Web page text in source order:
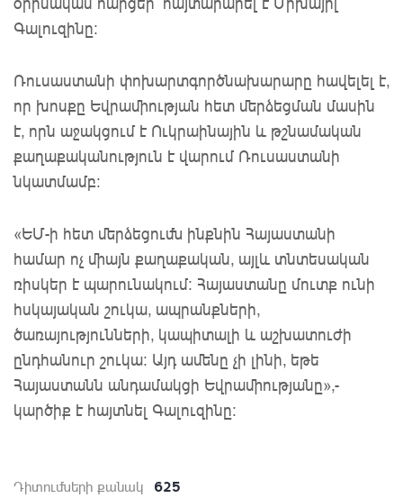
Գալուզինը:
Ռուսաստանի փոխարտգործնախարարը հավելել է,
որ խոսքը Եվրամիության հետ մերձեցման մասին
է, որն աջակցում է Ուկրաինային և թշնամական
քաղաքականություն է վարում Ռուսաստանի
նկատմամբ:
«ԵՄ-ի հետ մերձեցումն ինքնին Հայաստանի
համար ոչ միայն քաղաքական, այլև տնտեսական
ռիսկեր է պարունակում։ Հայաստանը մուտք ունի
հսկայական շուկա, ապրանքների,
ծառայությունների, կապիտալի և աշխատուժի
ընդհանուր շուկա։ Այդ ամենը չի լինի, եթե
Հայաստանն անդամակցի Եվրամիությանը»,-
կարծիք է հայտնել Գալուզինը:
Դիտումների քանակ 625